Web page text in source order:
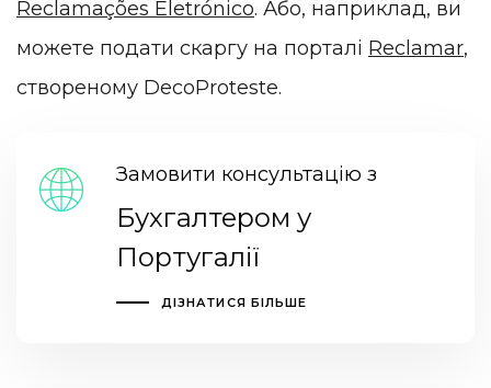
Reclamações Eletrónico. Або, наприклад, ви
можете подати скаргу на порталі Reclamar,
створеному DecoProteste.
Замовити консультацію з
Бухгалтером у
Португалії
ДІЗНАТИСЯ БІЛЬШЕ